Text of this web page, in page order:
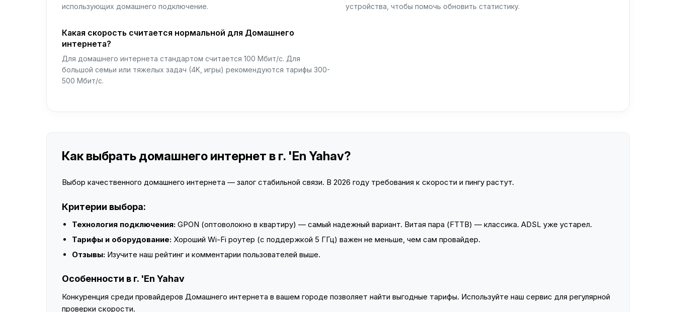
использующих домашнего подключение.
устройства, чтобы помочь обновить статистику.
Какая скорость считается нормальной для Домашнего
интернета?
Для домашнего интернета стандартом считается 100 Мбит/с. Для
большой семьи или тяжелых задач (4K, игры) рекомендуются тарифы 300-
500 Мбит/с.
Как выбрать домашнего интернет в г. 'En Yahav?
Выбор качественного домашнего интернета — залог стабильной связи. В 2026 году требования к скорости и пингу растут.
Критерии выбора:
Технология подключения: GPON (оптоволокно в квартиру) — самый надежный вариант. Витая пара (FTTB) — классика. ADSL уже устарел.
Тарифы и оборудование: Хороший Wi-Fi роутер (с поддержкой 5 ГГц) важен не меньше, чем сам провайдер.
Отзывы: Изучите наш рейтинг и комментарии пользователей выше.
Особенности в г. 'En Yahav
Конкуренция среди провайдеров Домашнего интернета в вашем городе позволяет найти выгодные тарифы. Используйте наш сервис для регулярной
проверки скорости.